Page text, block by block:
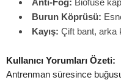
Burun Köprüsü:
Kayış: Çift bant, arka
Kullanıcı Yorumları Özeti:
Antrenman süresince